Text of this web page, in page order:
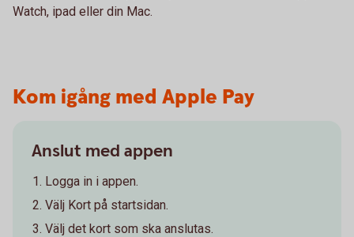
Watch, ipad eller din Mac.
Kom igång med Apple Pay
Anslut med appen
Logga in i appen.
Välj Kort på startsidan.
Välj det kort som ska anslutas.